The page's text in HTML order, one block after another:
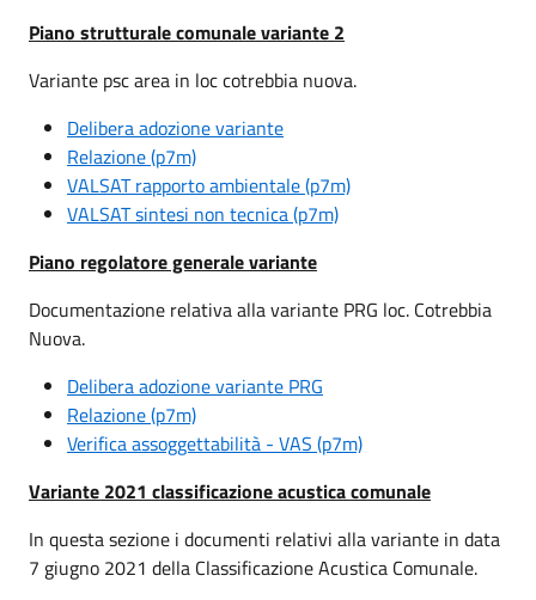
Piano strutturale comunale variante 2
Variante psc area in loc cotrebbia nuova.
Delibera adozione variante
Relazione (p7m)
VALSAT rapporto ambientale (p7m)
VALSAT sintesi non tecnica (p7m)
Piano regolatore generale variante
Documentazione relativa alla variante PRG loc. Cotrebbia
Nuova.
Delibera adozione variante PRG
Relazione (p7m)
Verifica assoggettabilità - VAS (p7m)
Variante 2021 classificazione acustica comunale
In questa sezione i documenti relativi alla variante in data
7 giugno 2021 della Classificazione Acustica Comunale.